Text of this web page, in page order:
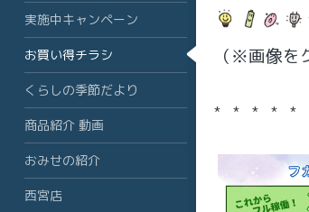
（※画像を
* * * * *
実施中キャンペーン
お買い得チラシ
くらしの季節だより
商品紹介 動画
おみせの紹介
西宮店